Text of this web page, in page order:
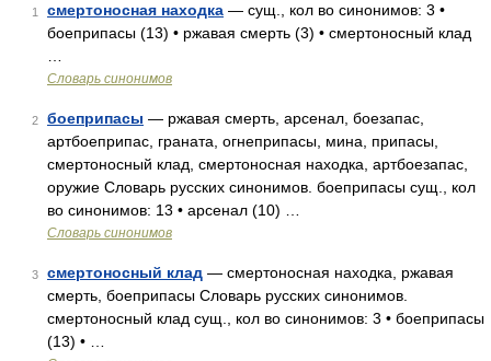
1 смертоносная находка — сущ., кол во синонимов: 3 •
боеприпасы (13) • ржавая смерть (3) • смертоносный клад
Словарь синонимов
2 боеприпасы — ржавая смерть, арсенал, боезапас,
артбоеприпас, граната, огнеприпасы, мина, припасы,
смертоносный клад, смертоносная находка, артбоезапас,
оружие Словарь русских синонимов. боеприпасы сущ., кол
во синонимов: 13 • арсенал (10) …
Словарь синонимов
3 смертоносный клад — смертоносная находка, ржавая
смерть, боеприпасы Словарь русских синонимов.
смертоносный клад сущ., кол во синонимов: 3 • боеприпасы
(13) • …